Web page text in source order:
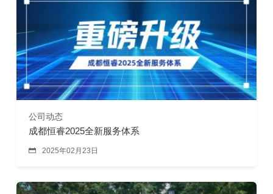
公司动态
成都恒睿2025全新服务体系
 2025年02月23日